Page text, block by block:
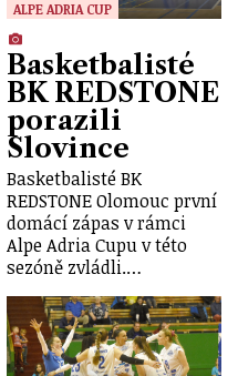
ALPE ADRIA CUP
Basketbalisté
BK REDSTONE
porazili
Slovince
Basketbalisté BK
REDSTONE Olomouc první
domácí zápas v rámci
Alpe Adria Cupu v této
sezóně zvládli.…